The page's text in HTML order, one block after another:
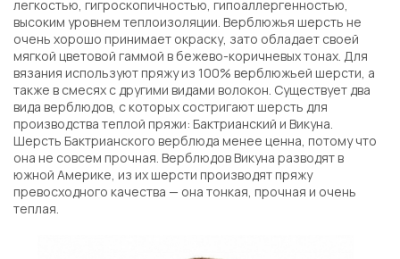
легкостью, гигроскопичностью, гипоаллергенностью,
высоким уровнем теплоизоляции. Верблюжья шерсть не
очень хорошо принимает окраску, зато обладает своей
мягкой цветовой гаммой в бежево-коричневых тонах. Для
вязания используют пряжу из 100% верблюжьей шерсти, а
также в смесях с другими видами волокон. Существует два
вида верблюдов, с которых состригают шерсть для
производства теплой пряжи: Бактрианский и Викуна.
Шерсть Бактрианского верблюда менее ценна, потому что
она не совсем прочная. Верблюдов Викуна разводят в
южной Америке, из их шерсти производят пряжу
превосходного качества — она тонкая, прочная и очень
теплая.